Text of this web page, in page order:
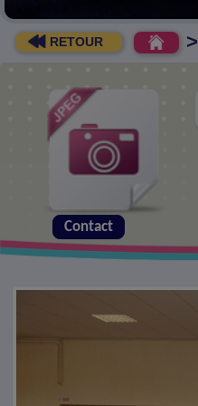
RETOUR >
Contact